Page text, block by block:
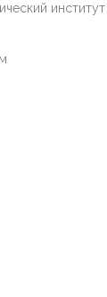
институт